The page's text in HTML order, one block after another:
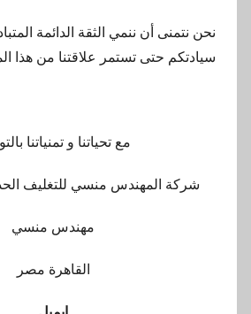
نحن نتمنى أن ننمي الثقة الدائمة
سيادتكم حتى تستمر علاقتنا من هذا
مع تحياتنا و تمنياتنا
شركة المهندس منسي للتغليف
مهندس منسي
القاهرة مصر